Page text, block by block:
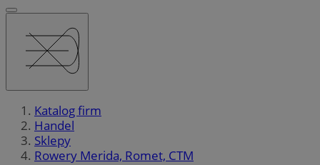
Katalog firm
Handel
Sklepy
Rowery Merida, Romet, CTM